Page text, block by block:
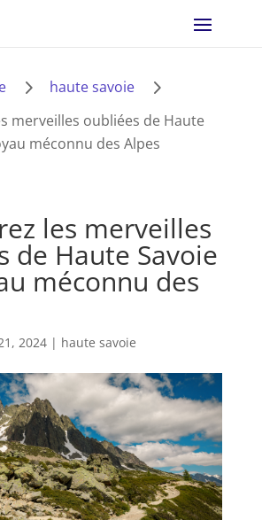
5 haute savoie 5
merveilles oubliées de Haute
méconnu des Alpes
les merveilles
de Haute Savoie
méconnu des
2024| haute savoie